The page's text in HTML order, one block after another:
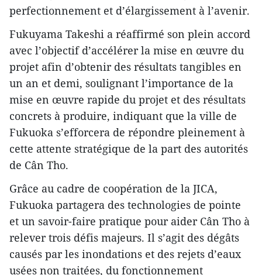
perfectionnement et d’élargissement à l’avenir.
Fukuyama Takeshi a réaffirmé son plein accord
avec l’objectif d’accélérer la mise en œuvre du
projet afin d’obtenir des résultats tangibles en
un an et demi, soulignant l’importance de la
mise en œuvre rapide du projet et des résultats
concrets à produire, indiquant que la ville de
Fukuoka s’efforcera de répondre pleinement à
cette attente stratégique de la part des autorités
de Cân Tho.
Grâce au cadre de coopération de la JICA,
Fukuoka partagera des technologies de pointe
et un savoir-faire pratique pour aider Cân Tho à
relever trois défis majeurs. Il s’agit des dégâts
causés par les inondations et des rejets d’eaux
usées non traitées, du fonctionnement